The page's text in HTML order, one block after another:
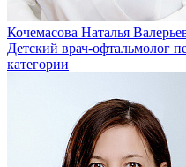
Кочемасова Наталья
Детский врач-офтальмолог
категории